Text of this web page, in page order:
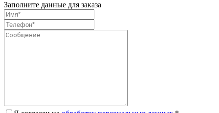
Заполните данные для заказа